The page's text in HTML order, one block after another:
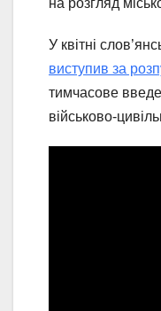
на розгляд
У квітні
виступив за
тимчасове
військово-